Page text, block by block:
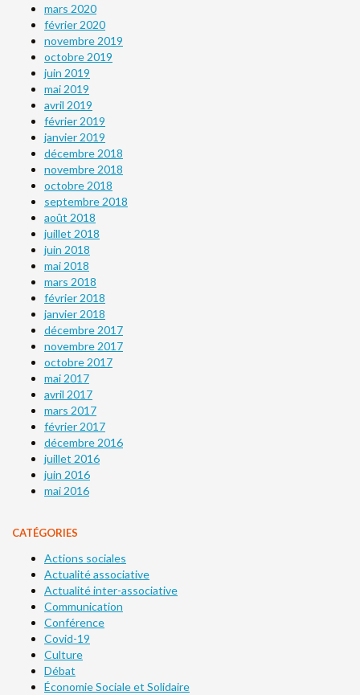
mars 2020
février 2020
novembre 2019
octobre 2019
juin 2019
mai 2019
avril 2019
février 2019
janvier 2019
décembre 2018
novembre 2018
octobre 2018
septembre 2018
août 2018
juillet 2018
juin 2018
mai 2018
mars 2018
février 2018
janvier 2018
décembre 2017
novembre 2017
octobre 2017
mai 2017
avril 2017
mars 2017
février 2017
décembre 2016
juillet 2016
juin 2016
mai 2016
CATÉGORIES
Actions sociales
Actualité associative
Actualité inter-associative
Communication
Conférence
Covid-19
Culture
Débat
Économie Sociale et Solidaire